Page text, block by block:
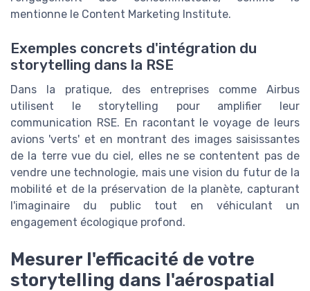
mentionne le Content Marketing Institute.
Exemples concrets d'intégration du
storytelling dans la RSE
Dans la pratique, des entreprises comme Airbus
utilisent le storytelling pour amplifier leur
communication RSE. En racontant le voyage de leurs
avions 'verts' et en montrant des images saisissantes
de la terre vue du ciel, elles ne se contentent pas de
vendre une technologie, mais une vision du futur de la
mobilité et de la préservation de la planète, capturant
l'imaginaire du public tout en véhiculant un
engagement écologique profond.
Mesurer l'efficacité de votre
storytelling dans l'aérospatial